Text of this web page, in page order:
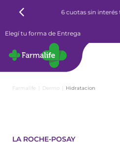
6 cuotas sin interés
Elegí tu forma de Entrega
Dermo Hidratacion
LA ROCHE-POSAY